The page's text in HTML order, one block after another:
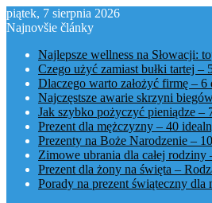
piątek, 7 sierpnia 2026
Najnovšie články
Najlepsze wellness na Słowacji:
Czego użyć zamiast bułki tartej –
Dlaczego warto założyć firmę – 6
Najczęstsze awarie skrzyni
Jak szybko pożyczyć pieniądze –
Prezent dla mężczyzny – 40
Prezenty na Boże Narodzenie –
Zimowe ubrania dla całej rodziny
Prezent dla żony na święta –
Porady na prezent świąteczny